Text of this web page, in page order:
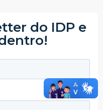
do IDP e